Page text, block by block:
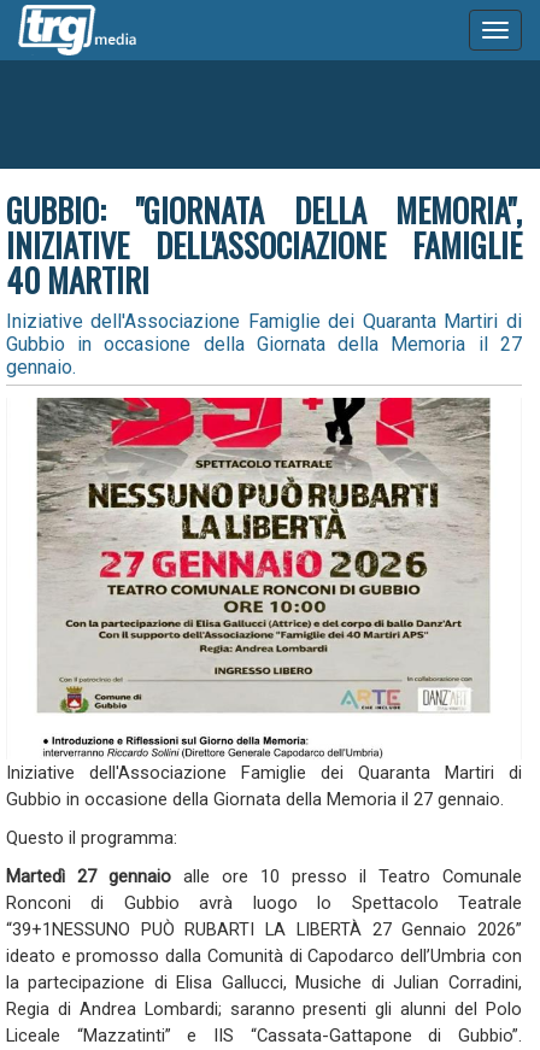
GUBBIO: "GIORNATA DELLA MEMORIA",
INIZIATIVE DELL'ASSOCIAZIONE FAMIGLIE
40 MARTIRI
Iniziative dell'Associazione Famiglie dei Quaranta Martiri di
Gubbio in occasione della Giornata della Memoria il 27
gennaio.
Iniziative dell'Associazione Famiglie dei Quaranta Martiri di
Gubbio in occasione della Giornata della Memoria il 27 gennaio.
Questo il programma:
Martedì 27 gennaio alle ore 10 presso il Teatro Comunale
Ronconi di Gubbio avrà luogo lo Spettacolo Teatrale
“39+1NESSUNO PUÒ RUBARTI LA LIBERTÀ 27 Gennaio 2026”
ideato e promosso dalla Comunità di Capodarco dell’Umbria con
la partecipazione di Elisa Gallucci, Musiche di Julian Corradini,
Regia di Andrea Lombardi; saranno presenti gli alunni del Polo
Liceale “Mazzatinti” e IIS “Cassata-Gattapone di Gubbio”.